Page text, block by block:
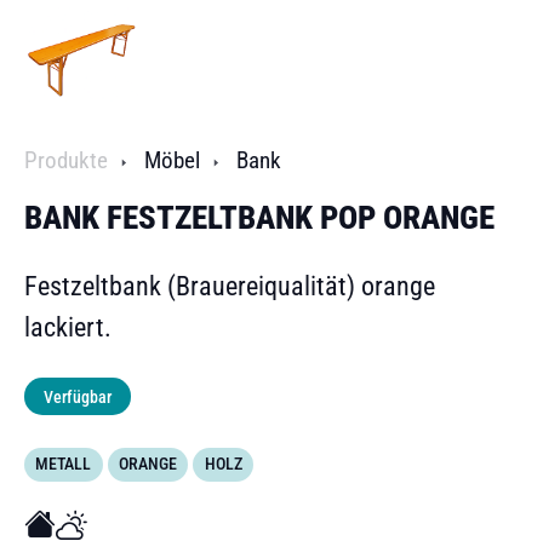
Produkte Möbel Bank
BANK FESTZELTBANK POP ORANGE
Festzeltbank (Brauereiqualität) orange
lackiert.
Verfügbar
METALL ORANGE HOLZ